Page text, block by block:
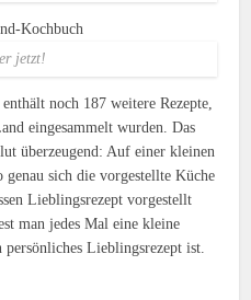
jetzt!
noch 187 weitere Rezepte,
eingesammelt wurden. Das
überzeugend: Auf einer kleinen
sich die vorgestellte Küche
Lieblingsrezept vorgestellt
man jedes Mal eine kleine
persönliches Lieblingsrezept ist.